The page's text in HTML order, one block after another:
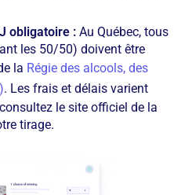
obligatoire : Au Québec, tous
les 50/50) doivent être
la Régie des alcools, des
. Les frais et délais varient
le site officiel de la
tirage.